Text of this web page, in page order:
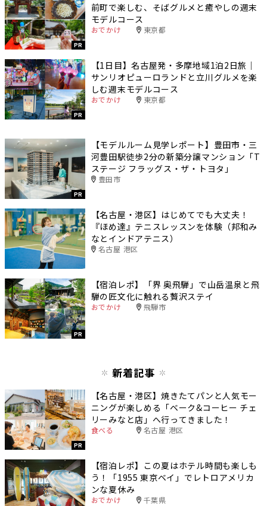
PR
前町で楽しむ、そばグルメと癒やしの週末
モデルコース
おでかけ 東京都
PR
【1日目】名古屋発・多摩地域1泊2日旅｜
サンリオピューロランドと立川グルメを楽
しむ週末モデルコース
おでかけ 東京都
PR
【モデルルーム見学レポート】豊田市・三
河豊田駅徒歩2分の新築分譲マンション「T
ステージ フラッグス・ザ・トヨタ」
豊田市
【名古屋・港区】はじめてでも大丈夫！
『ほめ達』テニスレッスンを体験（邦和み
なとインドアテニス）
名古屋 港区
PR
【宿泊レポ】「界 奥飛騨」で山岳温泉と飛
騨の匠文化に触れる贅沢ステイ
おでかけ 飛騨市
新着記事
PR
【名古屋・港区】焼きたてパンと人気モー
ニングが楽しめる「ベーク&コーヒー チェ
リーみなと店」へ行ってきました！
食べる 名古屋 港区
【宿泊レポ】この夏はホテル時間も楽しも
う！「1955 東京ベイ」でレトロアメリカ
ンな夏休み
おでかけ 千葉県